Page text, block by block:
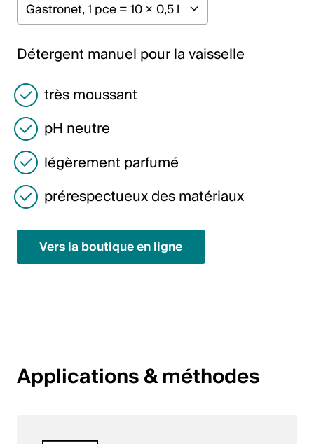
Deutsch
Italiano
English
Autriche
Deutsch
English
Allemagne
Deutsch
English
Détergent manuel pour la vaisselle
très moussant
pH neutre
légèrement parfumé
prérespectueux des matériaux
Vers la boutique en ligne
Applications & méthodes